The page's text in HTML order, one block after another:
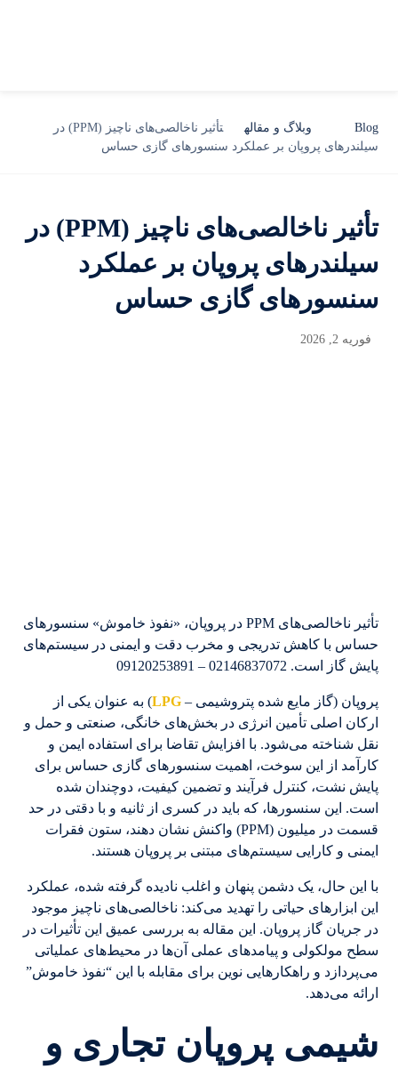
Blog وبلاگ و مقاله
تأثیر ناخالصی‌های ناچیز (PPM) در
سیلندرهای پروپان بر عملکرد سنسورهای گازی حساس
تأثیر ناخالصی‌های ناچیز (PPM) در
سیلندرهای پروپان بر عملکرد
سنسورهای گازی حساس
فوریه 2, 2026
تأثیر ناخالصی‌های PPM در پروپان، «نفوذ خاموش» سنسورهای
حساس با کاهش تدریجی و مخرب دقت و ایمنی در سیستم‌های
پایش گاز است. 02146837072 – 09120253891
پروپان (گاز مایع شده پتروشیمی –LPG) به عنوان یکی از
ارکان اصلی تأمین انرژی در بخش‌های خانگی، صنعتی و حمل و
نقل شناخته می‌شود. با افزایش تقاضا برای استفاده ایمن و
کارآمد از این سوخت، اهمیت سنسورهای گازی حساس برای
پایش نشت، کنترل فرآیند و تضمین کیفیت، دوچندان شده
است. این سنسورها، که باید در کسری از ثانیه و با دقتی در حد
قسمت در میلیون (PPM) واکنش نشان دهند، ستون فقرات
ایمنی و کارایی سیستم‌های مبتنی بر پروپان هستند.
با این حال، یک دشمن پنهان و اغلب نادیده گرفته شده، عملکرد
این ابزارهای حیاتی را تهدید می‌کند: ناخالصی‌های ناچیز موجود
در جریان گاز پروپان. این مقاله به بررسی عمیق این تأثیرات در
سطح مولکولی و پیامدهای عملی آن‌ها در محیط‌های عملیاتی
می‌پردازد و راهکارهایی نوین برای مقابله با این “نفوذ خاموش”
ارائه می‌دهد.
شیمی پروپان تجاری و